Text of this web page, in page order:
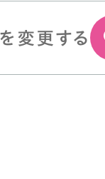
変更する